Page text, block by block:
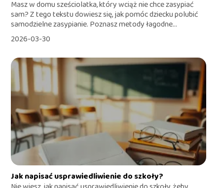
Masz w domu sześciolatka, który wciąż nie chce zasypiać
sam? Z tego tekstu dowiesz się, jak pomóc dziecku polubić
samodzielne zasypianie. Poznasz metody łagodne...
2026-03-30
Jak napisać usprawiedliwienie do szkoły?